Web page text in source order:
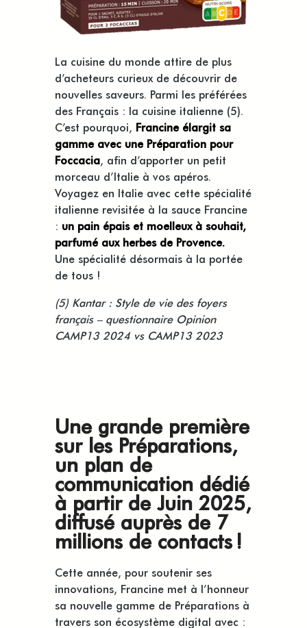
La cuisine du monde attire de plus
d’acheteurs curieux de découvrir de
nouvelles saveurs. Parmi les préférées
des Français : la cuisine italienne (5).
C’est pourquoi, Francine élargit sa
gamme avec une Préparation pour
Foccacia, afin d’apporter un petit
morceau d’Italie à vos apéros.
Voyagez en Italie avec cette spécialité
italienne revisitée à la sauce Francine
: un pain épais et moelleux à souhait,
parfumé aux herbes de Provence.
Une spécialité désormais à la portée
de tous !
(5) Kantar : Style de vie des foyers
français – questionnaire Opinion
CAMP13 2024 vs CAMP13 2023
Une grande première
sur les Préparations,
un plan de
communication dédié
à partir de Juin 2025,
diffusé auprès de 7
millions de contacts !
Cette année, pour soutenir ses
innovations, Francine met à l’honneur
sa nouvelle gamme de Préparations à
travers son écosystème digital avec :